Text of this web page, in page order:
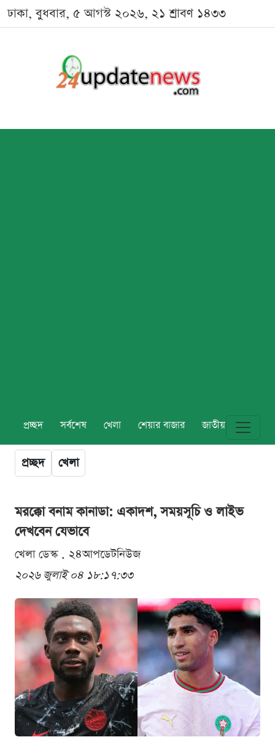
ঢাকা, বুধবার, ৫ আগস্ট ২০২৬, ২১ শ্রাবণ ১৪৩৩
প্রচ্ছদ সর্বশেষ খেলা শেয়ার বাজার জাতীয় বিশ্ব
প্রচ্ছদ খেলা
মরক্কো বনাম কানাডা: একাদশ, সময়সূচি ও লাইভ
দেখবেন যেভাবে
খেলা ডেস্ক . ২৪আপডেটনিউজ
২০২৬ জুলাই ০৪ ১৮:১৭:৩৩